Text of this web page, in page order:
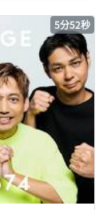
5分52秒